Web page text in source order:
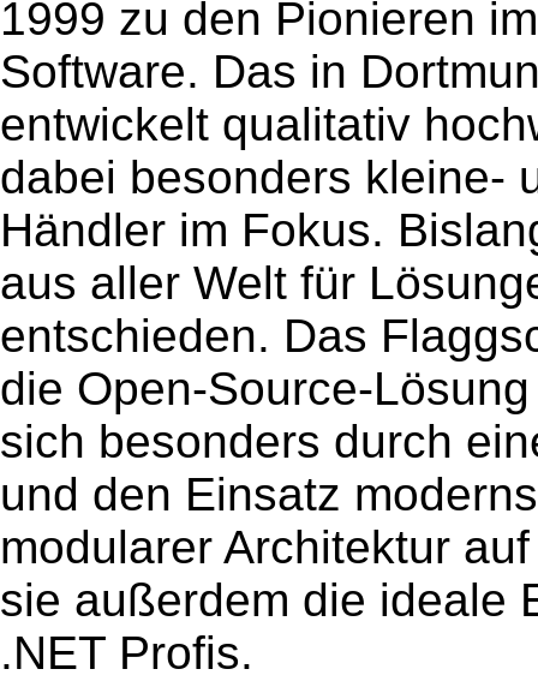
1999 zu den Pionieren
Software. Das in
entwickelt qualitativ
dabei besonders kleine-
Händler im Fokus.
aus aller Welt für
entschieden. Das
die Open-Source-
sich besonders durch
und den Einsatz
modularer Architektur
sie außerdem die ideale
.NET Profis.